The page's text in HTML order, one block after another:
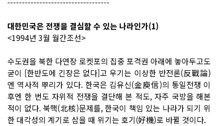
대한민국은 전쟁을 결심할 수 있는 나라인가(1)
<1994년 3월 월간조선>
수도권을 북한 다연장 로켓포의 집중 포격권 아래에 놓아두고도
굳이 [한반도에 긴장은 없다]고 우기는 이상한 반전론(反戰論)
엔 역사적 뿌리가 있다. 한국은 김유신(金庾信)의 통일전쟁 이
후엔 한 번도 자위적 전쟁을 결단해 본 적도, 자주 국방을 해본
적이 없다. 북핵(北核)문제를, 한국이 책임 있는 나라가 되기 위
한 대각성의 계기로 삼을 때 위기는 호기(好機)로 바뀔 것이다.